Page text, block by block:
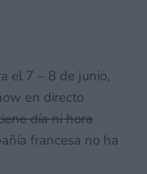
el 7 – 8 de junio,
en directo
día ni hora
francesa no ha